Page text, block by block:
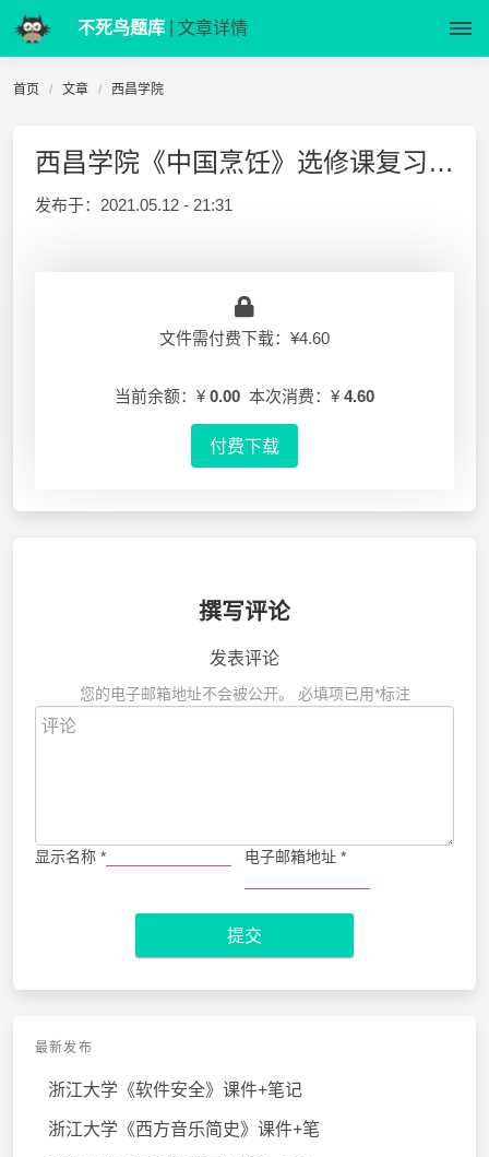
不死鸟题库 | 文章详情
首页 文章 西昌学院
西昌学院《中国烹饪》选修课复习资料
发布于： 2021.05.12 - 21:31
文件需付费下载：¥4.60
当前余额：¥ 0.00 本次消费：¥ 4.60
付费下载
撰写评论
发表评论
您的电子邮箱地址不会被公开。 必填项已用*标注
显示名称 * 电子邮箱地址 *
提交
最新发布
浙江大学《软件安全》课件+笔记
浙江大学《西方音乐简史》课件+笔